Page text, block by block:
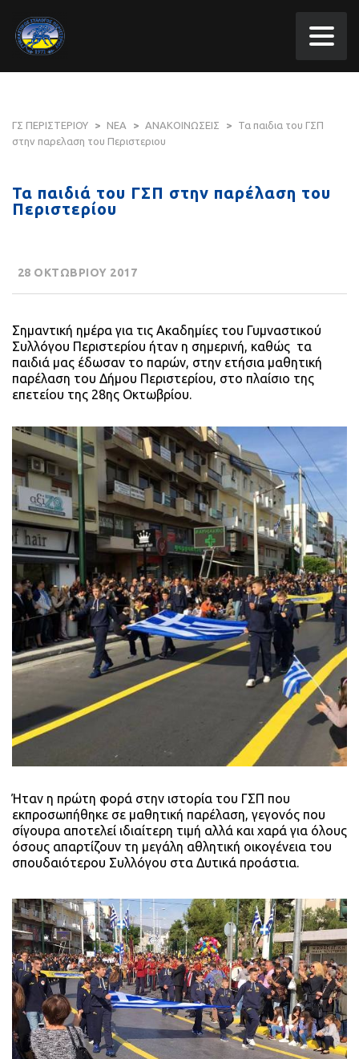
ΓΣ ΠΕΡΙΣΤΕΡΙΟΥ > ΝΕΑ > ΑΝΑΚΟΙΝΩΣΕΙΣ >
Τα παιδια του ΓΣΠ
στην παρελαση του Περιστεριου
Τα παιδιά του ΓΣΠ στην παρέλαση του
Περιστερίου
28 ΟΚΤΩΒΡΙΟΥ 2017
Σημαντική ημέρα για τις Ακαδημίες του Γυμναστικού
Συλλόγου Περιστερίου ήταν η σημερινή, καθώς τα
παιδιά μας έδωσαν το παρών, στην ετήσια μαθητική
παρέλαση του Δήμου Περιστερίου, στο πλαίσιο της
επετείου της 28ης Οκτωβρίου.
Ήταν η πρώτη φορά στην ιστορία του ΓΣΠ που
εκπροσωπήθηκε σε μαθητική παρέλαση, γεγονός που
σίγουρα αποτελεί ιδιαίτερη τιμή αλλά και χαρά για όλους
όσους απαρτίζουν τη μεγάλη αθλητική οικογένεια του
σπουδαιότερου Συλλόγου στα Δυτικά προάστια.